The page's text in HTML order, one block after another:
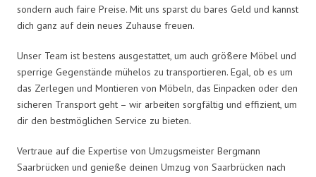
sondern auch faire Preise. Mit uns sparst du bares Geld und kannst
dich ganz auf dein neues Zuhause freuen.
Unser Team ist bestens ausgestattet, um auch größere Möbel und
sperrige Gegenstände mühelos zu transportieren. Egal, ob es um
das Zerlegen und Montieren von Möbeln, das Einpacken oder den
sicheren Transport geht – wir arbeiten sorgfältig und effizient, um
dir den bestmöglichen Service zu bieten.
Vertraue auf die Expertise von Umzugsmeister Bergmann
Saarbrücken und genieße deinen Umzug von Saarbrücken nach